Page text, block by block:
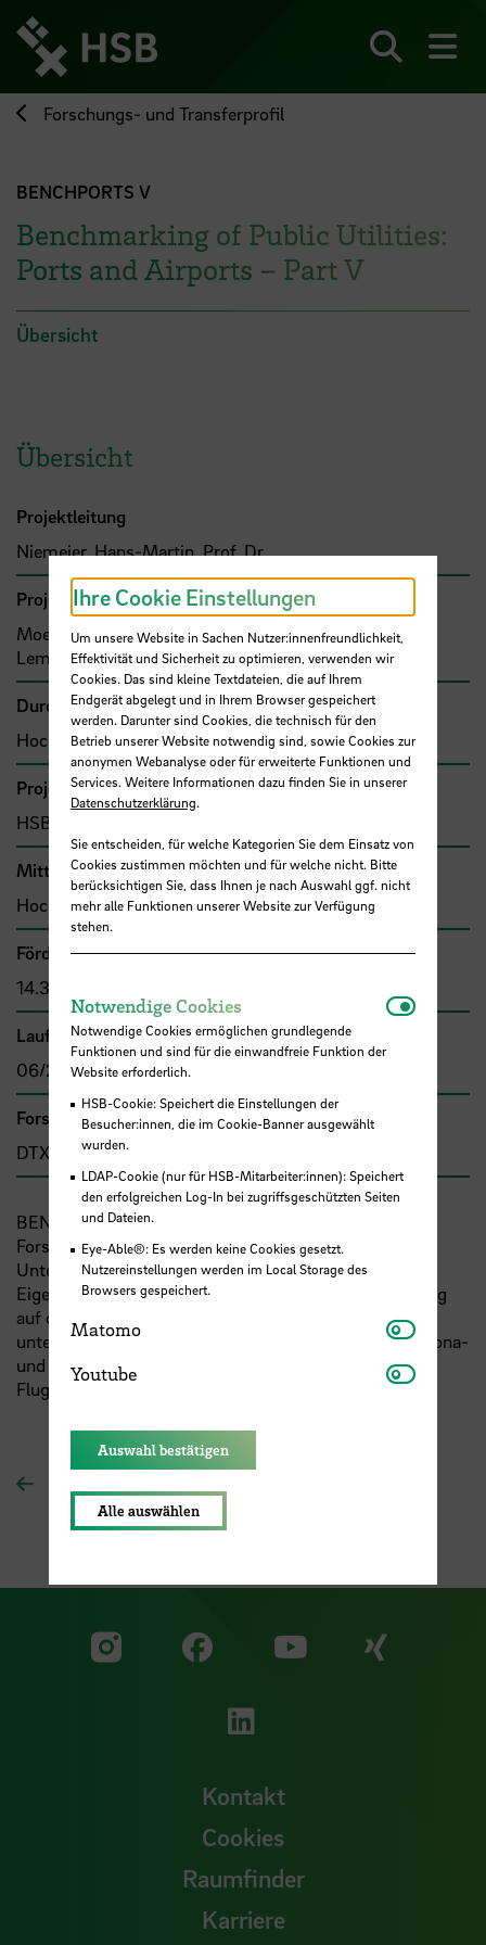
zum
Seiteninhalt
springen
Forschungs- und Transferprofil
BENCHPORTS V
Benchmarking of Public Utilities:
Ports and Airports – Part V
Übersicht
Übersicht
Projektleitung
Niemeier, Hans-Martin, Prof. Dr.
Projektbeteiligte
Moewes, Malte, Dipl. Ökonom
Lemper, Burkhard, Prof. Dr.
Durchführende Organisation
Hochschule Bremen, Fakultät 1
Projekttyp
HSB-intern gefördertes Projekt
Mittel- bzw. Auftragsgeber
Hochschule Bremen, F&E-Fonds
Förder- bzw. Auftragssumme
14.373,00 €
Laufzeit
06/2022 - 07/2023
Forschungs- und Transfercluster
DTX
BENCHPORTS V ist das fünfte Projekt einer
Forschungsreihe zum Benchmarking von öffentlichen
Unternehmen, um die Wirkung von Veränderung der
Eigentumsform, des Wettbewerbs und der Regulierung
auf die ökonomische Effizienz und Sustainability zu
untersuchen. Schwerpunkt dieses Projekts ist die Corona-
und Klimakrise, von der Seehäfen, Flughäfen und
Flugsicherung unterschiedlich stark getroffen sind.
Zu unserer Facebook
Zu
Zu unserer
Kontakt
Cookies
Raumfinder
Karriere
Ihre Cookie Einstellungen
Um unsere Website in Sachen Nutzer:innenfreundlichkeit,
Effektivität und Sicherheit zu optimieren, verwenden wir
Cookies. Das sind kleine Textdateien, die auf Ihrem
Endgerät abgelegt und in Ihrem Browser gespeichert
werden. Darunter sind Cookies, die technisch für den
Betrieb unserer Website notwendig sind, sowie Cookies zur
anonymen Webanalyse oder für erweiterte Funktionen und
Services. Weitere Informationen dazu finden Sie in unserer
Datenschutzerklärung.
Sie entscheiden, für welche Kategorien Sie dem Einsatz von
Cookies zustimmen möchten und für welche nicht. Bitte
berücksichtigen Sie, dass Ihnen je nach Auswahl ggf. nicht
mehr alle Funktionen unserer Website zur Verfügung
stehen.
Notwendige Cookies
Notwendige Cookies ermöglichen grundlegende
Funktionen und sind für die einwandfreie Funktion der
Website erforderlich.
HSB-Cookie: Speichert die Einstellungen der
Besucher:innen, die im Cookie-Banner ausgewählt
wurden.
LDAP-Cookie (nur für HSB-Mitarbeiter:innen): Speichert
den erfolgreichen Log-In bei zugriffsgeschützten Seiten
und Dateien.
Eye-Able®: Es werden keine Cookies gesetzt.
Nutzereinstellungen werden im Local Storage des
Browsers gespeichert.
Matomo Matomo
Youtube Youtube
Auswahl bestätigen
Alle auswählen